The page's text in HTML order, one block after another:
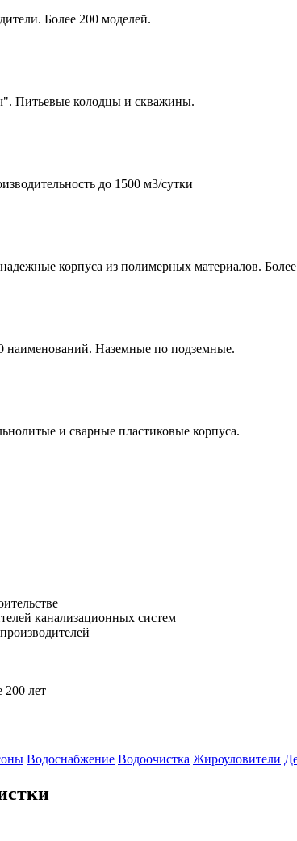
Более 200 моделей.
Питьевые колодцы и скважины.
до 1500 м3/сутки
корпуса из полимерных материалов.
наименований. Наземные по подземные.
и сварные пластиковые корпуса.
лет
Водоснабжение Водоочистка Жироуловители